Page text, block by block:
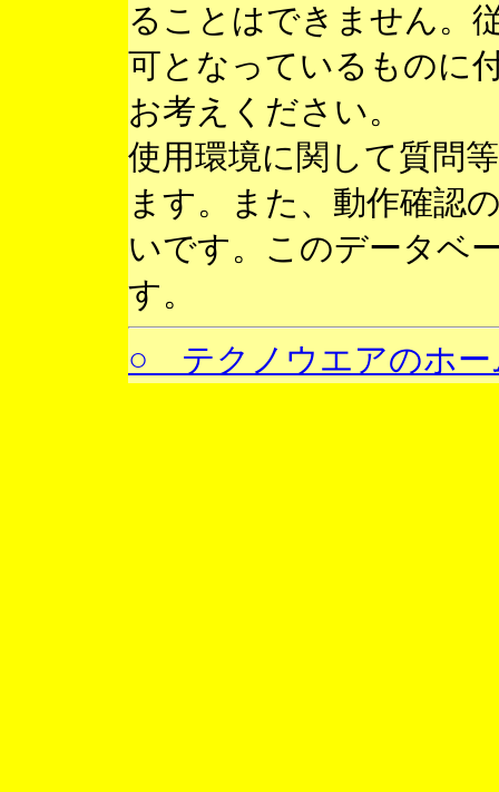
ることはできません。
可となっているものに
お考えください。
使用環境に関して質問
ます。また、動作確認
いです。このデータベ
す。
○ テクノウエアのホー